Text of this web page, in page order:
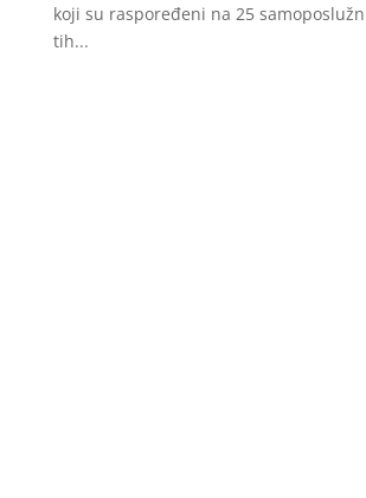
koji su raspoređeni na 25
tih...